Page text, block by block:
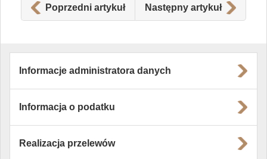
Poprzedni artykuł Następny artykuł
Informacje administratora danych
Informacja o podatku
Realizacja przelewów